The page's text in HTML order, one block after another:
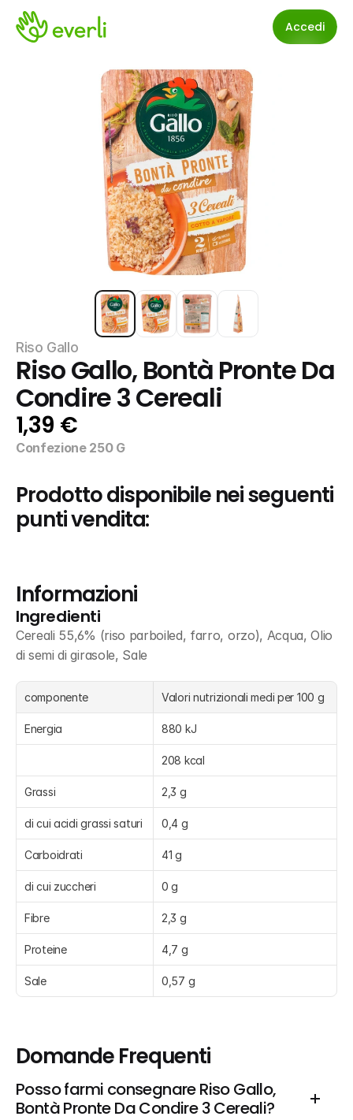
Accedi
Riso Gallo
Riso Gallo, Bontà Pronte Da
Condire 3 Cereali
1,39 €
Confezione 250 G
Prodotto disponibile nei seguenti
punti vendita:
Informazioni
Ingredienti
Cereali 55,6% (riso parboiled, farro, orzo), Acqua, Olio
di semi di girasole, Sale
componente Valori nutrizionali medi per 100 g
Energia 880 kJ
208 kcal
Grassi 2,3 g
di cui acidi grassi saturi 0,4 g
Carboidrati 41 g
di cui zuccheri 0 g
Fibre 2,3 g
Proteine 4,7 g
Sale 0,57 g
Domande Frequenti
Posso farmi consegnare Riso Gallo,
Bontà Pronte Da Condire 3 Cereali?